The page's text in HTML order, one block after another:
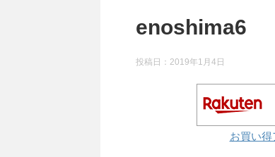
enoshima6
投稿日： 2019年1月4日
お買い